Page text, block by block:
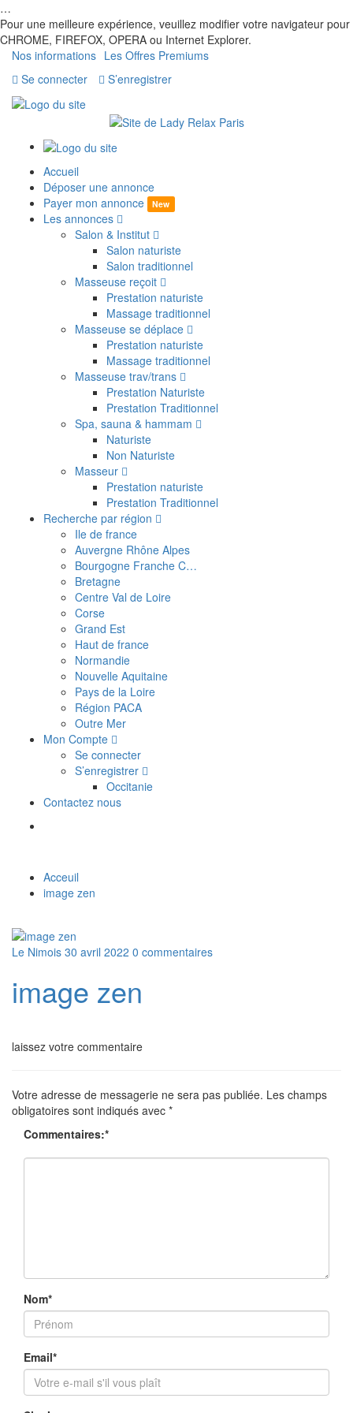
…
Pour une meilleure expérience, veuillez modifier votre navigateur pour
CHROME, FIREFOX, OPERA ou Internet Explorer.
Nos informations Les Offres Premiums
Se connecter
S’enregistrer
Accueil
Déposer une annonce
Payer mon annonce
New
Les annonces
Salon & Institut
Salon naturiste
Salon traditionnel
Masseuse reçoit
Prestation naturiste
Massage traditionnel
Masseuse se déplace
Prestation naturiste
Massage traditionnel
Masseuse trav/trans
Prestation Naturiste
Prestation Traditionnel
Spa, sauna & hammam
Naturiste
Non Naturiste
Masseur
Prestation naturiste
Prestation Traditionnel
Recherche par région
Ile de france
Auvergne Rhône Alpes
Bourgogne Franche C…
Bretagne
Centre Val de Loire
Corse
Grand Est
Haut de france
Normandie
Nouvelle Aquitaine
Pays de la Loire
Région PACA
Outre Mer
Mon Compte
Se connecter
S’enregistrer
Occitanie
Contactez nous
Acceuil
image zen
Le Nimois 30 avril 2022 0 commentaires
image zen
laissez votre commentaire
Votre adresse de messagerie ne sera pas publiée. Les champs
obligatoires sont indiqués avec *
Commentaires:*
Nom*
Email*